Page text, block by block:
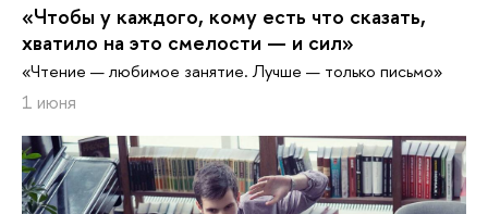
«Чтобы у каждого, кому есть что сказать,
хватило на это смелости — и сил»
«Чтение — любимое занятие. Лучше — только письмо»
1 июня